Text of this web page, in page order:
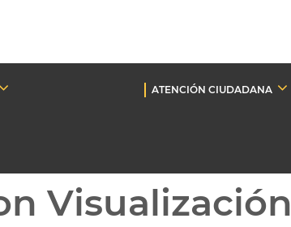
ATENCIÓN CIUDADANA
Visualización